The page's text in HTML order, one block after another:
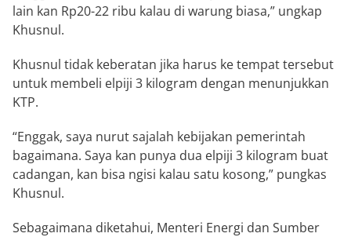
lain kan Rp20-22 ribu kalau di warung biasa,” ungkap
Khusnul.
Khusnul tidak keberatan jika harus ke tempat tersebut
untuk membeli elpiji 3 kilogram dengan menunjukkan
KTP.
“Enggak, saya nurut sajalah kebijakan pemerintah
bagaimana. Saya kan punya dua elpiji 3 kilogram buat
cadangan, kan bisa ngisi kalau satu kosong,” pungkas
Khusnul.
Sebagaimana diketahui, Menteri Energi dan Sumber